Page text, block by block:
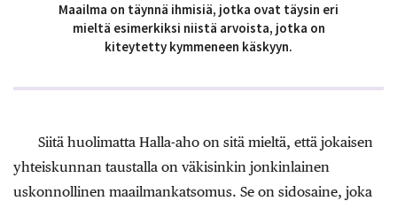
Maailma on täynnä ihmisiä, jotka ovat täysin eri
mieltä esimerkiksi niistä arvoista, jotka on
kiteytetty kymmeneen käskyyn.
Siitä huolimatta Halla-aho on sitä mieltä, että jokaisen
yhteiskunnan taustalla on väkisinkin jonkinlainen
uskonnollinen maailmankatsomus. Se on sidosaine, joka